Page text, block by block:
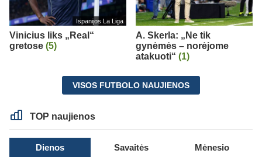
Ispanijos La Liga
Vinicius liks „Real“
gretose (5)
A. Skerla: „Ne tik
gynėmės – norėjome
atakuoti“ (1)
VISOS FUTBOLO NAUJIENOS
TOP naujienos
Dienos Savaitės Mėnesio